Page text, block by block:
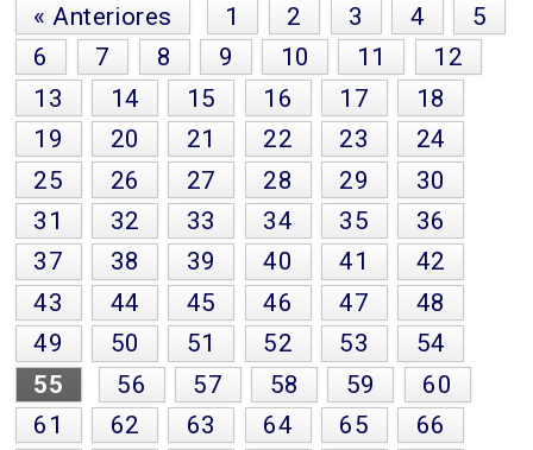
« Anteriores 1 2 3 4
5
6
7 8 9 10 11
12
13
14 15 16 17
18
19
20 21 22 23
24
25
26 27 28 29
30
31
32 33 34 35
36
37
38 39 40 41
42
43
44 45 46 47
48
49
50 51 52 53
54
55
56 57 58 59
60
61
62 63 64 65
66